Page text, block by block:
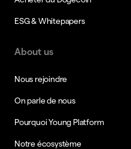
ESG & Whitepapers
About us
Nous rejoindre
On parle de nous
Pourquoi Young Platform
Notre écosystème